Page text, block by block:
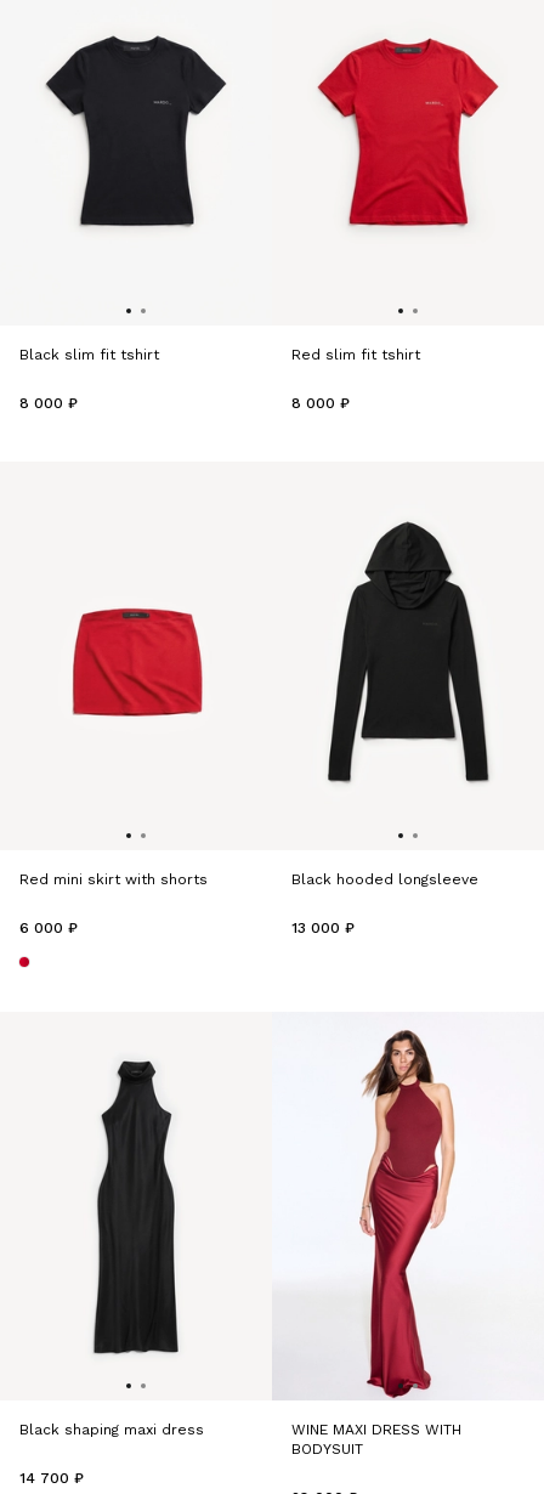
Black slim fit tshirt
8 000 ₽
Red slim fit tshirt
8 000 ₽
Red mini skirt with shorts
6 000 ₽
Black hooded longsleeve
13 000 ₽
Black shaping maxi dress
14 700 ₽
WINE MAXI DRESS WITH
BODYSUIT